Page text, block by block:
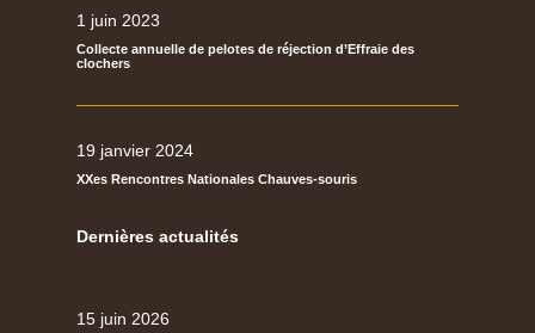
1 juin 2023
Collecte annuelle de pelotes de réjection d’Effraie des
clochers
19 janvier 2024
XXes Rencontres Nationales Chauves-souris
Dernières actualités
15 juin 2026